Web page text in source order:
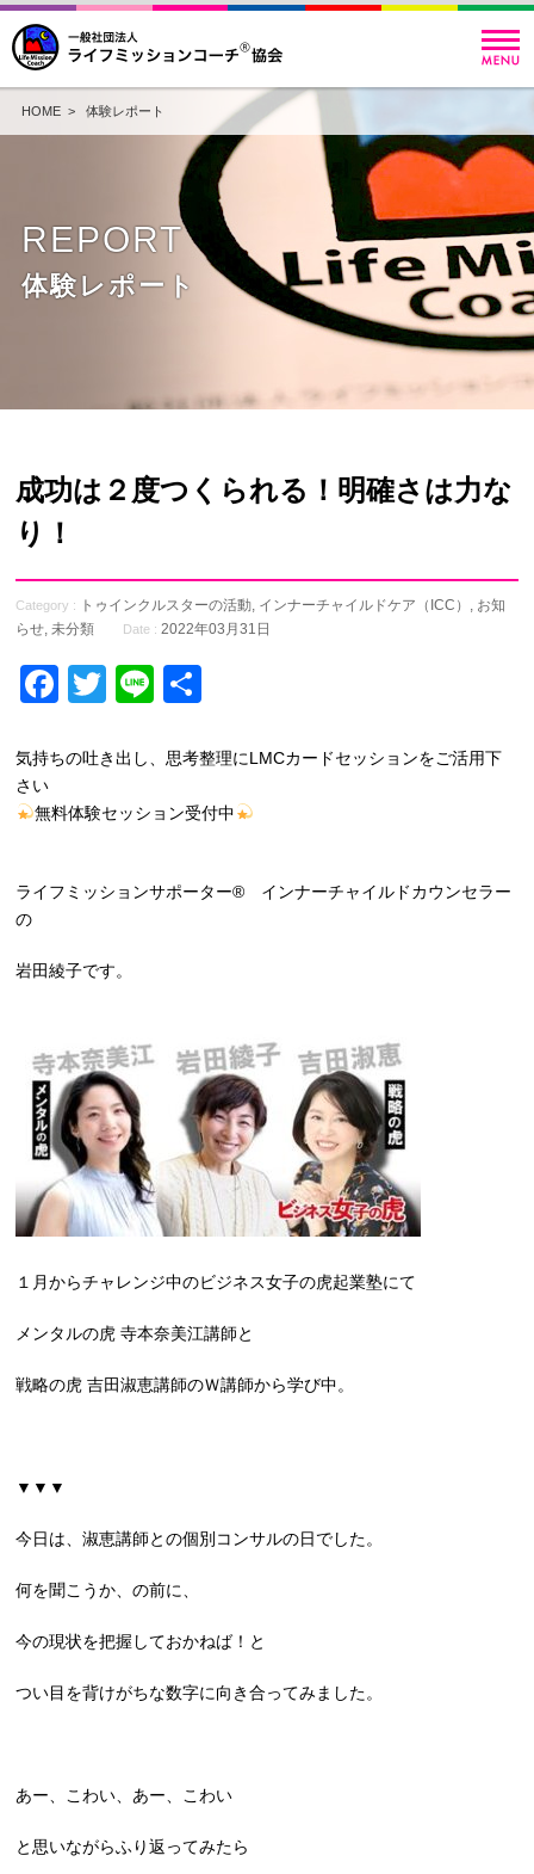
HOME> 体験レポート
REPORT
体験レポート
成功は２度つくられる！明確さは力な
り！
Category : トゥインクルスターの活動, インナーチャイルドケア（ICC） , お知
らせ,未分類 Date : 2022年03月31日
Facebook
Twitter
Line
気持ちの吐き出し、思考整理にLMCカードセッションをご活用下
さい
無料体験セッション受付中
ライフミッションサポーター® インナーチャイルドカウンセラー
の
岩田綾子です。
１月からチャレンジ中のビジネス女子の虎起業塾にて
メンタルの虎 寺本奈美江講師と
戦略の虎 吉田淑恵講師のＷ講師から学び中。
▼▼▼
今日は、淑恵講師との個別コンサルの日でした。
何を聞こうか、の前に、
今の現状を把握しておかねば！と
つい目を背けがちな数字に向き合ってみました。
あー、こわい、あー、こわい
と思いながらふり返ってみたら